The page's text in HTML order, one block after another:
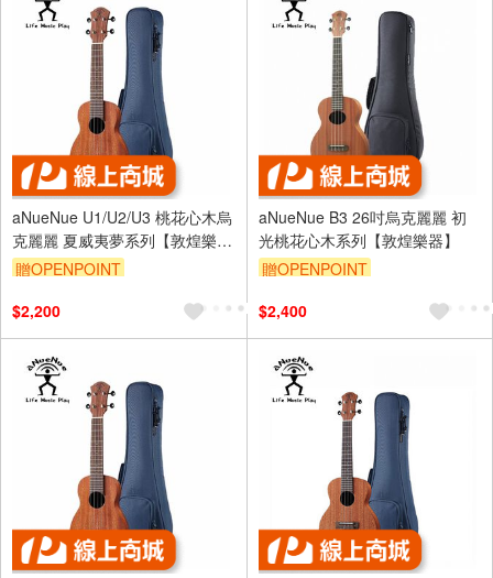
aNueNue U1/U2/U3 桃花心木烏
克麗麗 夏威夷夢系列【敦煌樂
器】
贈OPENPOINT
$2,200
aNueNue B3 26吋烏克麗麗 初
光桃花心木系列【敦煌樂器】
贈OPENPOINT
$2,400